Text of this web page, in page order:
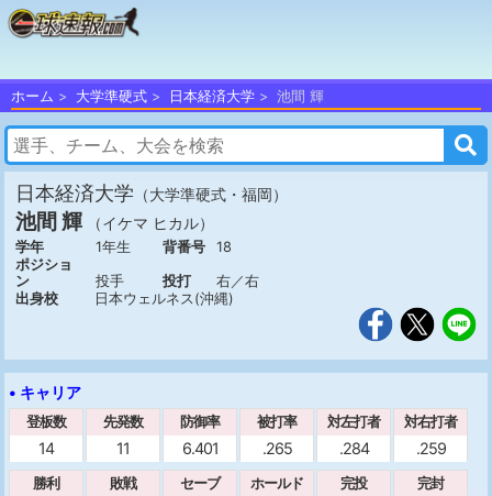
ホーム 大学準硬式 日本経済大学 池間 輝
日本経済大学 （大学準硬式・福岡）
池間 輝 （イケマ ヒカル）
学年 1年生 背番号
18
ポジショ
ン
投手 投打
右／右
出身校
日本ウェルネス(沖縄)
• キャリア
登板数
14
先発数
11
防御率
6.401
被打率
.265
対左打者
.284
対右打者
.259
勝利 敗戦 セーブ ホールド 完投 完封